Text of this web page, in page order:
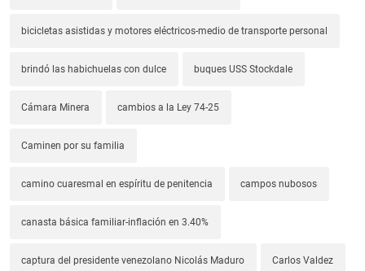
bicicletas asistidas y motores eléctricos-medio de transporte personal
brindó las habichuelas con dulce buques USS Stockdale
Cámara Minera cambios a la Ley 74-25
Caminen por su familia
camino cuaresmal en espíritu de penitencia campos nubosos
canasta básica familiar-inflación en 3.40%
captura del presidente venezolano Nicolás Maduro Carlos Valdez